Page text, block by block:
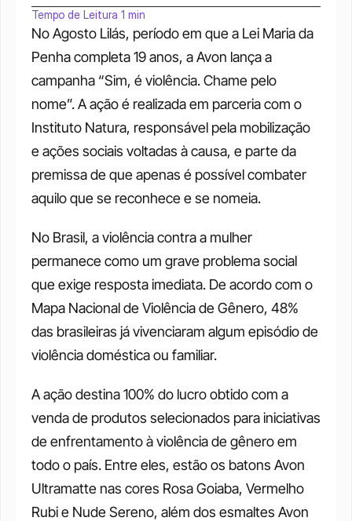
No Agosto Lilás, período em que a Lei Maria da
Penha completa 19 anos, a Avon lança a
campanha “Sim, é violência. Chame pelo
nome”. A ação é realizada em parceria com o
Instituto Natura, responsável pela mobilização
e ações sociais voltadas à causa, e parte da
premissa de que apenas é possível combater
aquilo que se reconhece e se nomeia.
No Brasil, a violência contra a mulher
permanece como um grave problema social
que exige resposta imediata. De acordo com o
Mapa Nacional de Violência de Gênero, 48%
das brasileiras já vivenciaram algum episódio de
violência doméstica ou familiar.
A ação destina 100% do lucro obtido com a
venda de produtos selecionados para iniciativas
de enfrentamento à violência de gênero em
todo o país. Entre eles, estão os batons Avon
Ultramatte nas cores Rosa Goiaba, Vermelho
Rubi e Nude Sereno, além dos esmaltes Avon
Tempo de Leitura 1 min